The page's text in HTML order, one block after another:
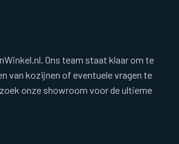
Ons team staat klaar om te
van kozijnen of eventuele vragen te
onze showroom voor de ultieme